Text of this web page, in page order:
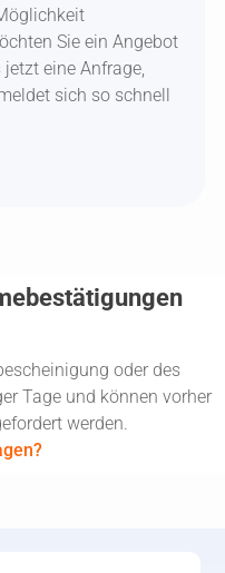
Sie ein Angebot
eine Anfrage,
sich so schnell
oder des
Tage und können vorher
werden.